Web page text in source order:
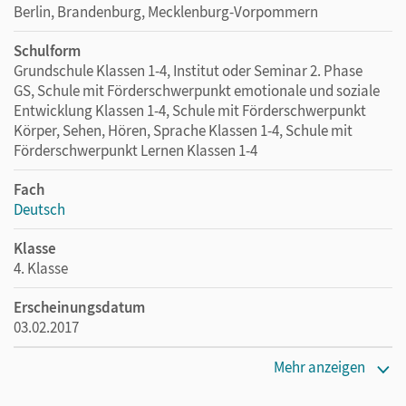
Berlin, Brandenburg, Mecklenburg-Vorpommern
Schulform
Grundschule Klassen 1-4, Institut oder Seminar 2. Phase
GS, Schule mit Förderschwerpunkt emotionale und soziale
Entwicklung Klassen 1-4, Schule mit Förderschwerpunkt
Körper, Sehen, Hören, Sprache Klassen 1-4, Schule mit
Förderschwerpunkt Lernen Klassen 1-4
Fach
Deutsch
Klasse
4. Klasse
Erscheinungsdatum
03.02.2017
Mehr anzeigen